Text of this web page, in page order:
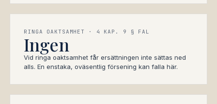
RINGA OAKTSAMHET · 4 KAP. 9 § FAL
Ingen
Vid ringa oaktsamhet får ersättningen inte sättas ned
alls. En enstaka, oväsentlig försening kan falla här.